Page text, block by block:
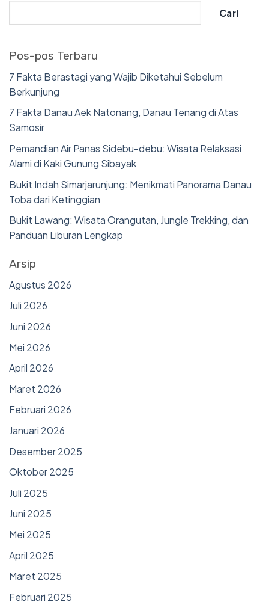
Cari
Pos-pos Terbaru
7 Fakta Berastagi yang Wajib Diketahui Sebelum
Berkunjung
7 Fakta Danau Aek Natonang, Danau Tenang di Atas
Samosir
Pemandian Air Panas Sidebu-debu: Wisata Relaksasi
Alami di Kaki Gunung Sibayak
Bukit Indah Simarjarunjung: Menikmati Panorama Danau
Toba dari Ketinggian
Bukit Lawang: Wisata Orangutan, Jungle Trekking, dan
Panduan Liburan Lengkap
Arsip
Agustus 2026
Juli 2026
Juni 2026
Mei 2026
April 2026
Maret 2026
Februari 2026
Januari 2026
Desember 2025
Oktober 2025
Juli 2025
Juni 2025
Mei 2025
April 2025
Maret 2025
Februari 2025